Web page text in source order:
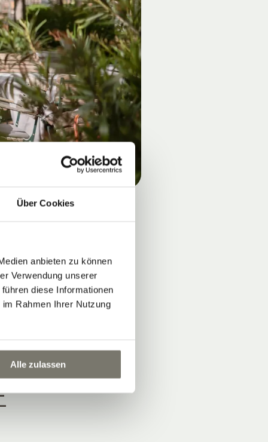
Über Cookies
anbieten zu können
Verwendung unserer
diese Informationen
Rahmen Ihrer Nutzung
Alle zulassen